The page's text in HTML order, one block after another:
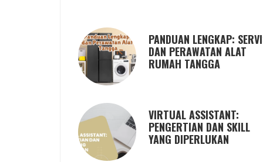
PANDUAN LENGKAP:
DAN PERAWATAN ALAT
RUMAH TANGGA
VIRTUAL ASSISTANT:
PENGERTIAN DAN SKILL
YANG DIPERLUKAN